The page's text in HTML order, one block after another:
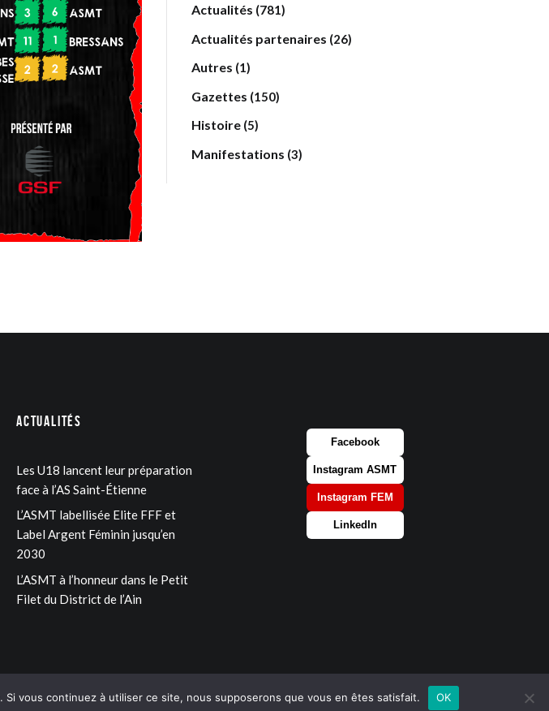
Actualités (781)
Actualités partenaires (26)
Autres (1)
Gazettes (150)
Histoire (5)
Manifestations (3)
Actualités
Les U18 lancent leur préparation
face à l’AS Saint-Étienne
L’ASMT labellisée Elite FFF et
Label Argent Féminin jusqu’en
2030
L’ASMT à l’honneur dans le Petit
Filet du District de l’Ain
Facebook
Instagram ASMT
Instagram FEM
LinkedIn
vous continuez à utiliser ce site, nous supposerons que vous en êtes satisfait. OK